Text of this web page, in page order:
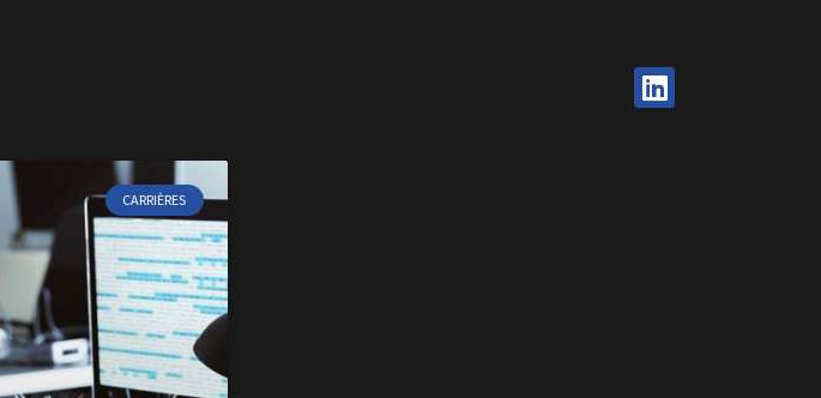
CARRIÈRES